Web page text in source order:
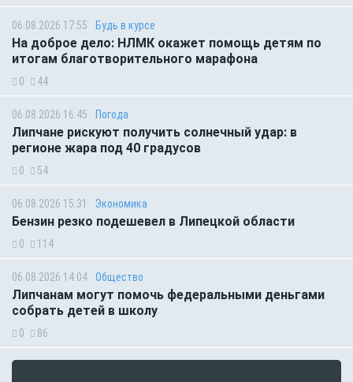
06.08.2026 17:55 Будь в курсе
На доброе дело: НЛМК окажет помощь детям по
итогам благотворительного марафона
0 44
06.08.2026 16:45 Погода
Липчане рискуют получить солнечный удар: в
регионе жара под 40 градусов
0 54
06.08.2026 15:31 Экономика
Бензин резко подешевел в Липецкой области
0 114
06.08.2026 14:04 Общество
Липчанам могут помочь федеральными деньгами
собрать детей в школу
0 86